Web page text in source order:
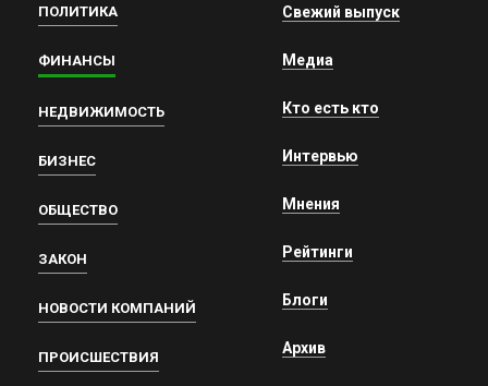
ПОЛИТИКА
ФИНАНСЫ
НЕДВИЖИМОСТЬ
БИЗНЕС
ОБЩЕСТВО
ЗАКОН
НОВОСТИ КОМПАНИЙ
ПРОИСШЕСТВИЯ
Свежий выпуск
Медиа
Кто есть кто
Интервью
Мнения
Рейтинги
Блоги
Архив